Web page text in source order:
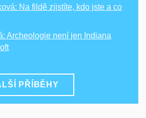
Na fildě zjistíte, kdo jste a co
Archeologie není jen Indiana
PŘÍBĚHY